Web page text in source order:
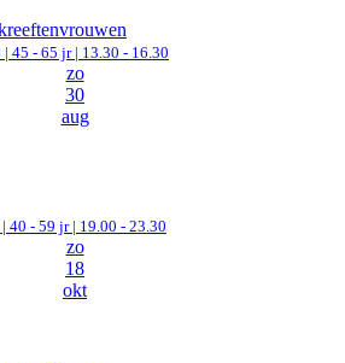
| 45 - 65 jr | 13.30 - 16.30
zo
30
aug
40 - 59 jr | 19.00 - 23.30
zo
18
okt